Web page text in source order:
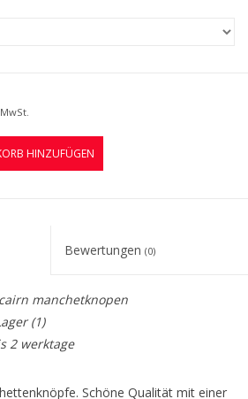
HINZUFÜGEN
Bewertungen (0)
manchetknopen
(1)
2 werktage
Schöne Qualität mit einer